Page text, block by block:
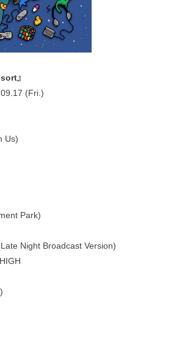
』
(Fri.)
Us)
Park)
Night Broadcast Version)